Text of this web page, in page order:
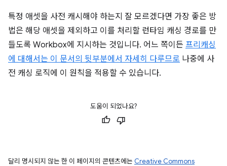
특정 애셋을 사전 캐시해야 하는지 잘 모르겠다면 가장 좋은 방
법은 해당 애셋을 제외하고 이를 처리할 런타임 캐싱 경로를 만
들도록 Workbox에 지시하는 것입니다. 어느 쪽이든 프리캐싱
에 대해서는 이 문서의 뒷부분에서 자세히 다루므로 나중에 사
전 캐싱 로직에 이 원칙을 적용할 수 있습니다.
도움이 되었나요?
달리 명시되지 않는 한 이 페이지의 콘텐츠에는 Creative Commons